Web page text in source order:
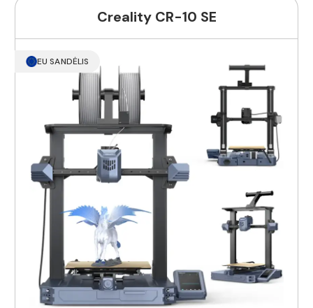
Creality CR-10 SE
EU SANDĖLIS